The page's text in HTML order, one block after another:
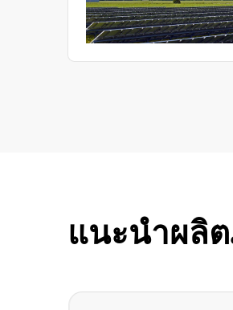
ทนทานของระบบจัดเก็บพลังงา
แนะนำผลิ